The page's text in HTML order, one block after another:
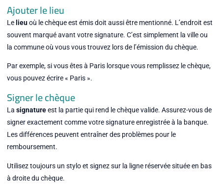
Ajouter le lieu
Le lieuoù le chèque est émis doit aussi être mentionné. L’endroit est
souvent marqué avant votre signature. C’est simplement la ville ou
la commune où vous vous trouvez lors de l’émission du chèque.
Par exemple, si vous êtes à Paris lorsque vous remplissez le chèque,
vous pouvez écrire « Paris ».
Signer le chèque
La signatureest la partie qui rend le chèque valide. Assurez-vous de
signer exactement comme votre signature enregistrée à la banque.
Les différences peuvent entraîner des problèmes pour le
remboursement.
Utilisez toujours un stylo et signez sur la ligne réservée située en bas
à droite du chèque.